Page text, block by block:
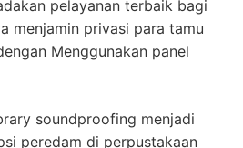
pelayanan terbaik bagi
menjamin privasi para tamu
Menggunakan panel
soundproofing menjadi
peredam di perpustakaan